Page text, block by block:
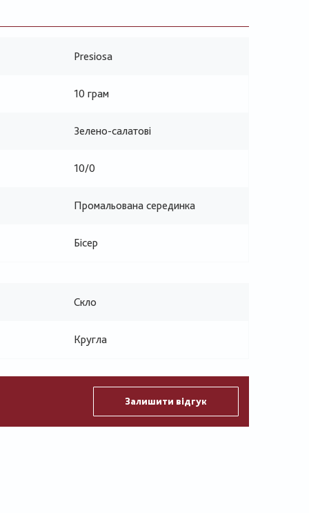
Presiosa
10 грам
Зелено-салатові
10/0
Промальована серединка
Бісер
Скло
Кругла
Залишити відгук